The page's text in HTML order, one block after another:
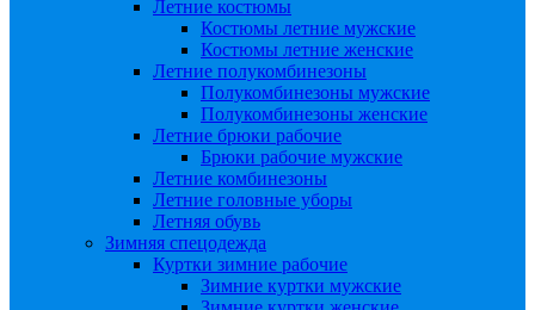
Летние костюмы
Костюмы летние мужские
Костюмы летние женские
Летние полукомбинезоны
Полукомбинезоны мужские
Полукомбинезоны женские
Летние брюки рабочие
Брюки рабочие мужские
Летние комбинезоны
Летние головные уборы
Летняя обувь
Зимняя спецодежда
Куртки зимние рабочие
Зимние куртки мужские